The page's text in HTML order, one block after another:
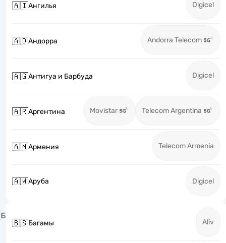
🇦🇮Ангилья Digicel
🇦🇩Андорра Andorra Telecom
🇦🇬Антигуа и Барбуда Digicel
🇦🇷Аргентина Movistar Telecom Argentina
🇦🇲Армения Telecom Armenia
🇦🇼Аруба Digicel
Б
🇧🇸Багамы Aliv